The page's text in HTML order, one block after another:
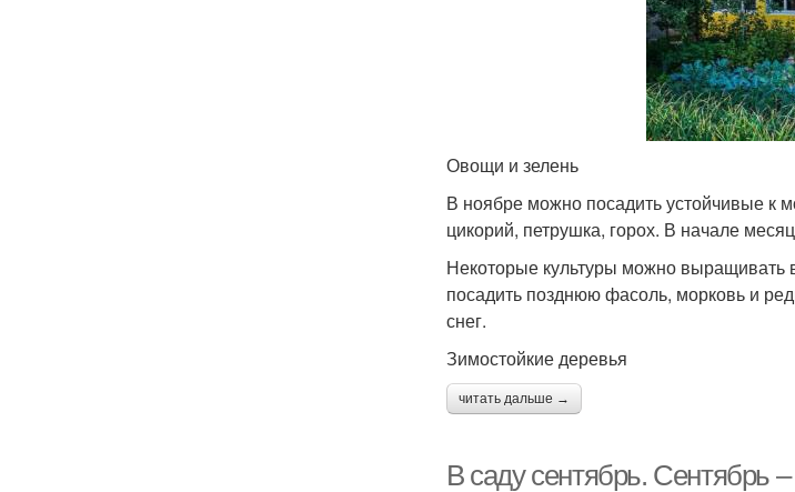
Овощи и зелень
В ноябре можно посадить устойчивые к
цикорий, петрушка, горох. В начале
Некоторые культуры можно выращивать
посадить позднюю фасоль, морковь и
снег.
Зимостойкие деревья
читать дальше →
В саду сентябрь. Сентябрь